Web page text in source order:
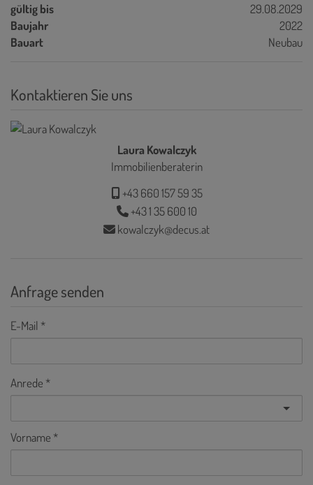
gültig bis
29.08.2029
Baujahr
2022
Bauart
Neubau
Kontaktieren Sie uns
Laura Kowalczyk
Immobilienberaterin
+43 660 157 59 35
+43 1 35 600 10
kowalczyk@decus.at
Anfrage senden
E-Mail
Anrede
Vorname